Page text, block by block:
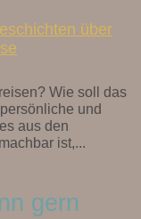
über
Wie soll das
und
aus den
ist,...
gern